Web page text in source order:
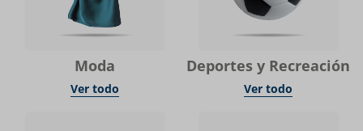
Moda
Ver todo
Deportes y Recreación
Ver todo